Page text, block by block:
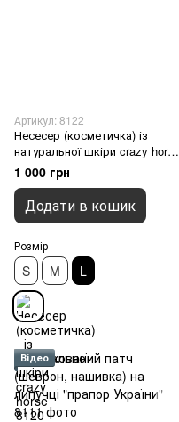
Артикул: 8122
Несесер (косметичка) із
натуральної шкіри crazy horse,
Марсала, L
1 000 грн
Додати в кошик
Розмір
S M L
Відео